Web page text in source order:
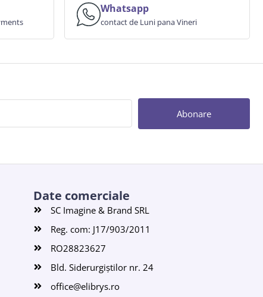
Whatsapp
contact de Luni pana Vineri
Abonare
Date comerciale
SC Imagine & Brand SRL
Reg. com: J17/903/2011
RO28823627
Bld. Siderurgiștilor nr. 24
office@elibrys.ro